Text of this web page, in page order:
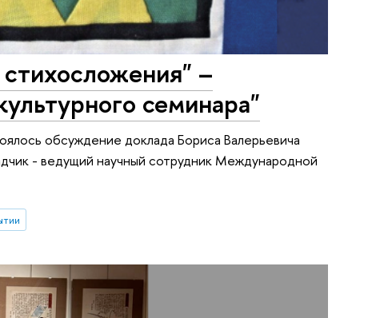
–
семинара"
обсуждение доклада Бориса Валерьевича
- ведущий научный сотрудник Международной